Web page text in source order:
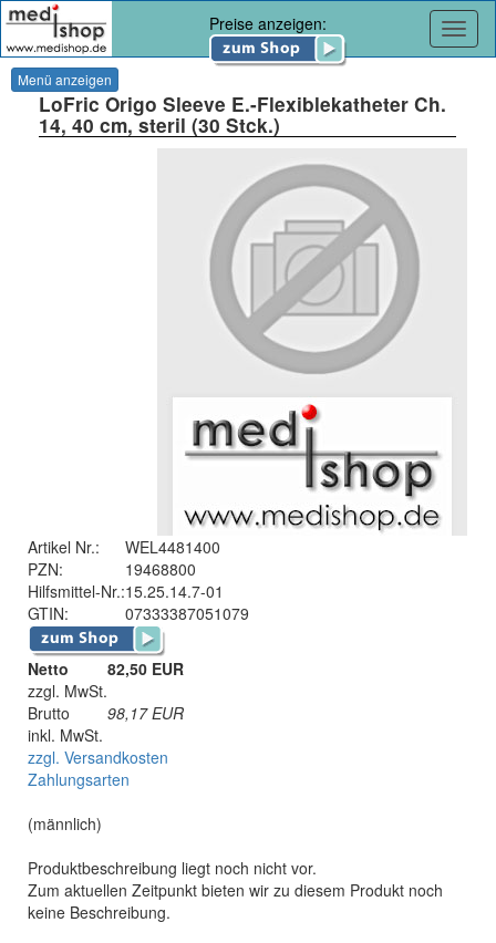
Preise anzeigen:
Menü anzeigen
LoFric Origo Sleeve E.-Flexiblekatheter Ch.
14, 40 cm, steril (30 Stck.)
Artikel Nr.:
WEL4481400
PZN:
19468800
Hilfsmittel-Nr.:15.25.14.7-01
GTIN:
07333387051079
Netto
82,50 EUR
zzgl. MwSt.
Brutto
98,17 EUR
inkl. MwSt.
zzgl. Versandkosten
Zahlungsarten
(männlich)
Produktbeschreibung liegt noch nicht vor.
Zum aktuellen Zeitpunkt bieten wir zu diesem Produkt noch
keine Beschreibung.